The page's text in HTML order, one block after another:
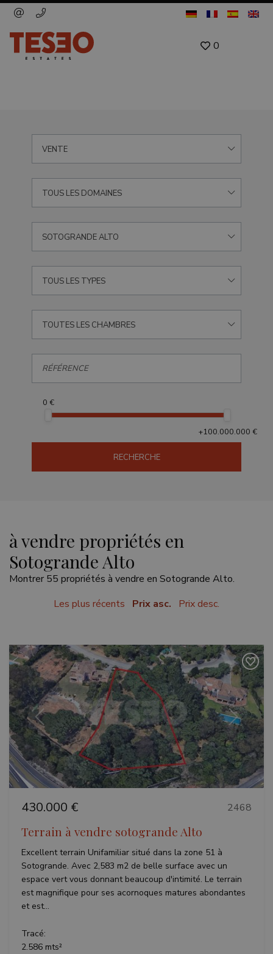
0
VENTE
TOUS LES DOMAINES
SOTOGRANDE ALTO
0 €
+100.000.000 €
TOUS LES TYPES
TOUTES LES CHAMBRES
RECHERCHE
à vendre propriétés en
Sotogrande Alto
Montrer 55 propriétés à vendre en Sotogrande Alto.
Les plus récents
Prix asc. Prix desc.
Précédent Suivant
430.000 € 2468
Terrain à vendre sotogrande Alto
Excellent terrain Unifamiliar situé dans la zone 51 à
Sotogrande. Avec 2,583 m2 de belle surface avec un
espace vert vous donnant beaucoup d'intimité. Le terrain
est magnifique pour ses acornoques matures abondantes
et est...
Tracé:
2.586 mts²